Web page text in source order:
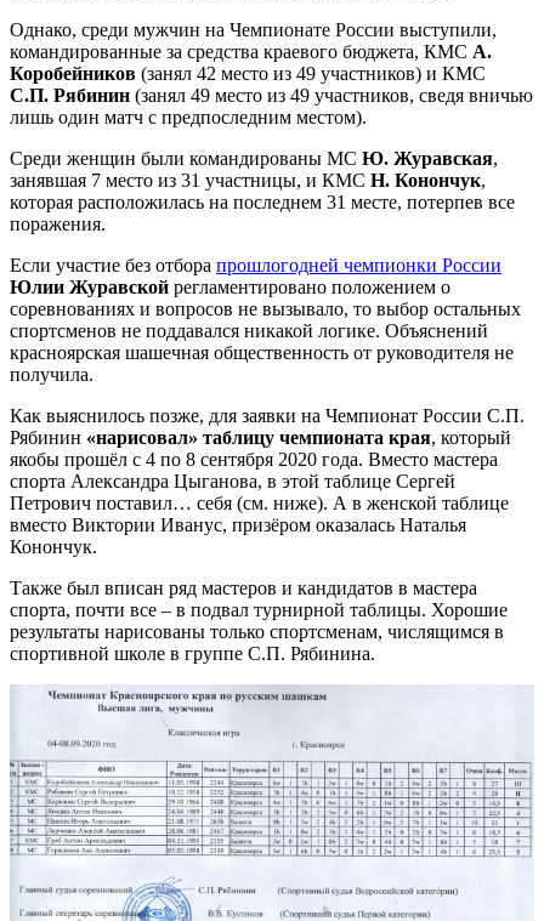
Однако, среди мужчин на Чемпионате России выступили,
командированные за средства краевого бюджета, КМС А.
Коробейников (занял 42 место из 49 участников) и КМС
С.П. Рябинин (занял 49 место из 49 участников, сведя вничью
лишь один матч с предпоследним местом).
Среди женщин были командированы МС Ю. Журавская,
занявшая 7 место из 31 участницы, и КМС Н. Конончук,
которая расположилась на последнем 31 месте, потерпев все
поражения.
Если участие без отбора прошлогодней чемпионки России
Юлии Журавской регламентировано положением о
соревнованиях и вопросов не вызывало, то выбор остальных
спортсменов не поддавался никакой логике. Объяснений
красноярская шашечная общественность от руководителя не
получила.
Как выяснилось позже, для заявки на Чемпионат России С.П.
Рябинин «нарисовал» таблицу чемпионата края, который
якобы прошёл с 4 по 8 сентября 2020 года. Вместо мастера
спорта Александра Цыганова, в этой таблице Сергей
Петрович поставил… себя (см. ниже). А в женской таблице
вместо Виктории Иванус, призёром оказалась Наталья
Конончук.
Также был вписан ряд мастеров и кандидатов в мастера
спорта, почти все – в подвал турнирной таблицы. Хорошие
результаты нарисованы только спортсменам, числящимся в
спортивной школе в группе С.П. Рябинина.